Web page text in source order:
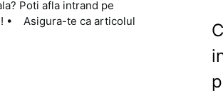
Poti afla intrand pe
• Asigura-te ca articolul